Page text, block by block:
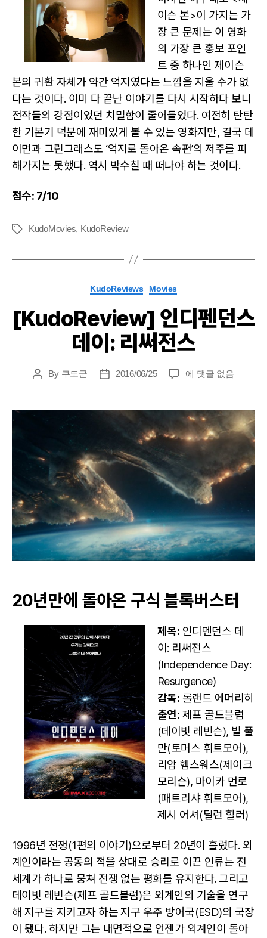
이슨 본>이 가지는 가
장 큰 문제는 이 영화
의 가장 큰 홍보 포인
트 중 하나인 제이슨
본의 귀환 자체가 약간 억지였다는 느낌을 지울 수가 없
다는 것이다. 이미 다 끝난 이야기를 다시 시작하다 보니
전작들의 강점이었던 치밀함이 줄어들었다. 여전히 탄탄
한 기본기 덕분에 재미있게 볼 수 있는 영화지만, 결국 데
이먼과 그린그래스도 ‘억지로 돌아온 속편’의 저주를 피
해가지는 못했다. 역시 박수칠 때 떠나야 하는 것이다.
점수: 7/10
Tags KudoMovies, KudoReview
Categories
KudoReviews Movies
[KudoReview] 인디펜던스
데이: 리써전스
PostBy 쿠도군
Post2016/06/25
[KudoReview]
펜
스
리
써
스
에 댓글 없음
20년만에 돌아온 구식 블록버스터
제목: 인디펜던스 데
이: 리써전스
(Independence Day:
Resurgence)
감독: 롤랜드 에머리히
출연: 제프 골드블럼
(데이빗 레빈슨), 빌 풀
만(토머스 휘트모어),
리암 헴스워스(제이크
모리슨), 마이카 먼로
(패트리샤 휘트모어),
제시 어셔(딜런 힐러)
1996년 전쟁(1편의 이야기)으로부터 20년이 흘렀다. 외
계인이라는 공동의 적을 상대로 승리로 이끈 인류는 전
세계가 하나로 뭉쳐 전쟁 없는 평화를 유지한다. 그리고
데이빗 레빈슨(제프 골드블럼)은 외계인의 기술을 연구
해 지구를 지키고자 하는 지구 우주 방어국(ESD)의 국장
이 됐다. 하지만 그는 내면적으로 언젠가 외계인이 돌아